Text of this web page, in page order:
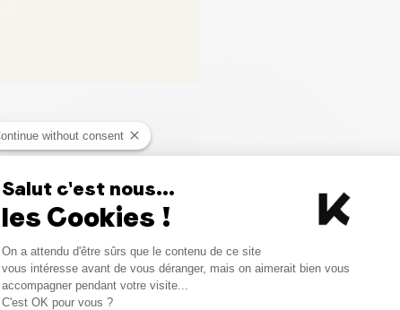
Vergelijkbare producten
without consent
Salut c'est nous...
les Cookies !
Consent Management
On a attendu d'être sûrs que le contenu de ce site
vous intéresse avant de vous déranger, mais on aimerait bien vous
accompagner pendant votre visite...
C'est OK pour vous ?
Axeptio consent